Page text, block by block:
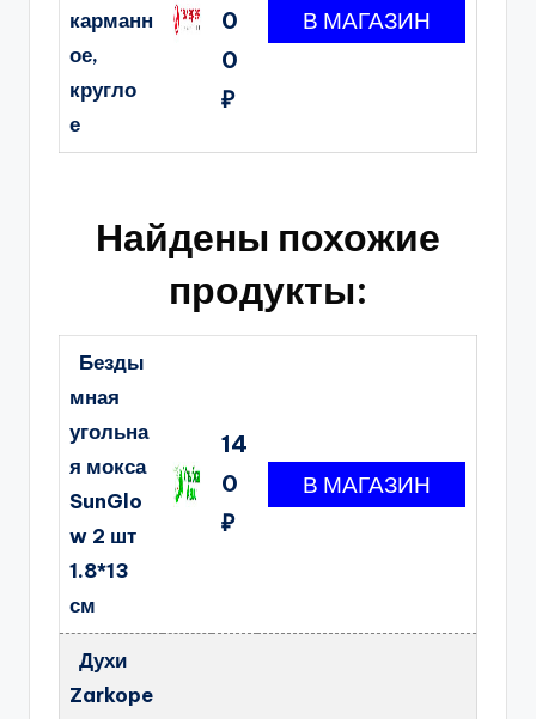
карманн
ое,
кругло
е
0
0
₽
Найдены похожие
продукты:
Безды
мная
угольна
я мокса
SunGlo
w 2 шт
1.8*13
см
14
0
₽
Духи
Zarkope